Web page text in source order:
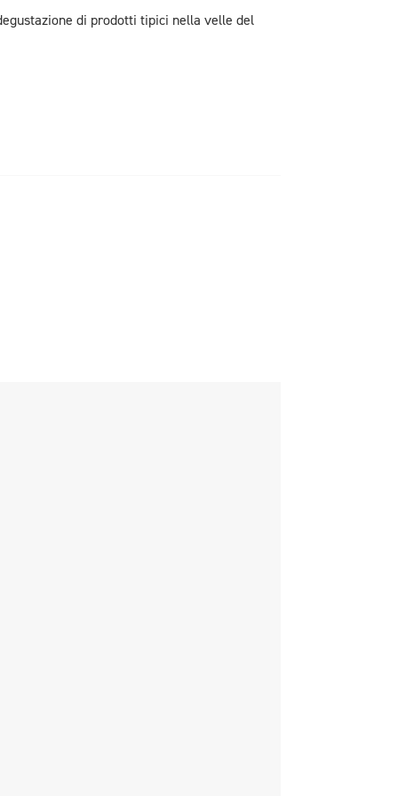
di prodotti tipici nella velle del